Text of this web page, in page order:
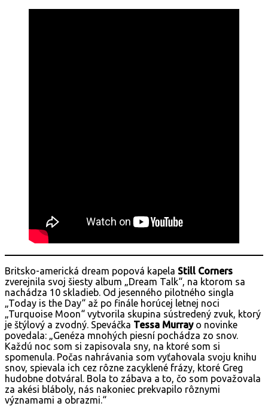
Britsko-americká dream popová kapela Still Corners
zverejnila svoj šiesty album „Dream Talk“, na ktorom sa
nachádza 10 skladieb. Od jesenného pilotného singla
„Today is the Day“ až po finále horúcej letnej noci
„Turquoise Moon“ vytvorila skupina sústredený zvuk, ktorý
je štýlový a zvodný. Speváčka Tessa Murrayo novinke
povedala: „Genéza mnohých piesní pochádza zo snov.
Každú noc som si zapisovala sny, na ktoré som si
spomenula. Počas nahrávania som vyťahovala svoju knihu
snov, spievala ich cez rôzne zacyklené frázy, ktoré Greg
hudobne dotváral. Bola to zábava a to, čo som považovala
za akési bláboly, nás nakoniec prekvapilo rôznymi
významami a obrazmi.“